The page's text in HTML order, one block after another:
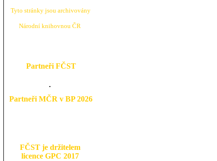
Tyto stránky jsou archivovány
Národní knihovnou ČR
Partneři FČST
Partneři MČR v BP 2026
FČST je držitelem
licence GPC 2017